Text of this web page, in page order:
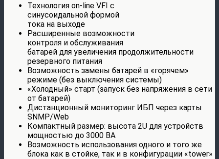
Технология on-line VFI с
синусоидальной формой
тока на выходе
Расширенные возможности
контроля и обслуживания
батарей для увеличения продолжительности
резервного питания
Возможность замены батарей в «горячем»
режиме (без выключения системы)
«Холодный» старт (запуск без напряжения в сети
от батарей)
Дистанционный мониторинг ИБП через карты
SNMP/Web
Компактный размер: высота 2U для устройств
мощностью до 3000 ВА
Возможность использования одного и того же
блока как в стойке, так и в конфигурации «tower»